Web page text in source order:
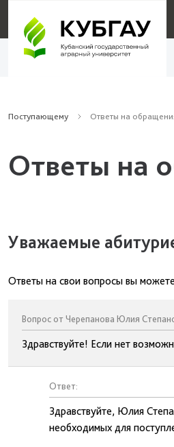
Поступающему Ответы на
Ответы на
Уважаемые
Ответы на свои вопросы вы
Вопрос от Черепанова Юлия
Здравствуйте! Если нет
Ответ:
Здравствуйте, Юлия
необходимых для